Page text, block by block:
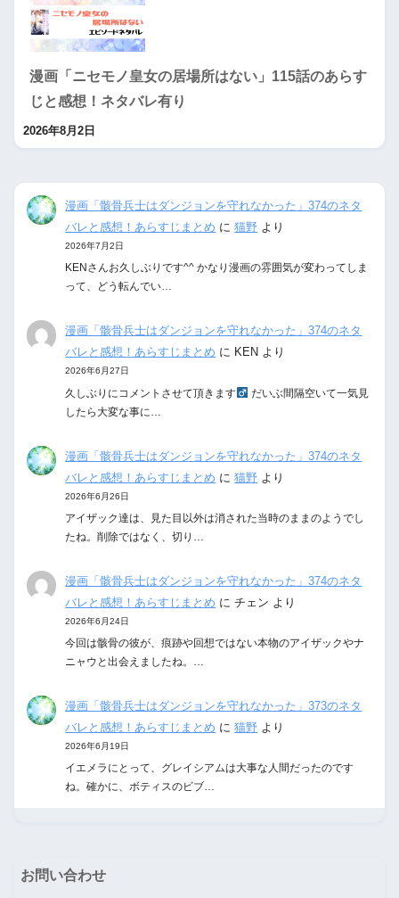
漫画「ニセモノ皇女の居場所はない」115話のあらす
じと感想！ネタバレ有り
2026年8月2日
漫画「骸骨兵士はダンジョンを守れなかった」374のネタ
バレと感想！あらすじまとめ に猫野 より
2026年7月2日
KENさんお久しぶりです^^ かなり漫画の雰囲気が変わってしま
って、どう転んでい…
漫画「骸骨兵士はダンジョンを守れなかった」374のネタ
バレと感想！あらすじまとめ に KEN より
2026年6月27日
久しぶりにコメントさせて頂きます‍
だいぶ間隔空いて一気見
したら大変な事に…
漫画「骸骨兵士はダンジョンを守れなかった」374のネタ
バレと感想！あらすじまとめ に猫野 より
2026年6月26日
アイザック達は、見た目以外は消された当時のままのようでし
たね。削除ではなく、切り…
漫画「骸骨兵士はダンジョンを守れなかった」374のネタ
バレと感想！あらすじまとめ にチェン より
2026年6月24日
今回は骸骨の彼が、痕跡や回想ではない本物のアイザックやナ
ニャウと出会えましたね。…
漫画「骸骨兵士はダンジョンを守れなかった」373のネタ
バレと感想！あらすじまとめ に猫野 より
2026年6月19日
イエメラにとって、グレイシアムは大事な人間だったのです
ね。確かに、ボティスのビブ…
お問い合わせ